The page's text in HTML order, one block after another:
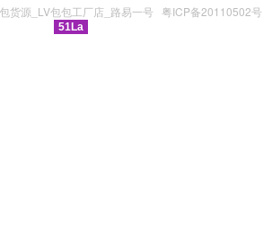
货源_LV包包工厂店_路易一号 粤ICP备20110502号
51La